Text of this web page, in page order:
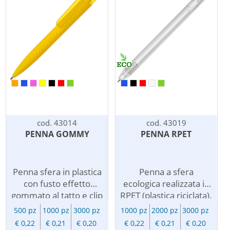
con il vostro logo o
scritta pubblicitaria,
diventera' la vostra
inconfondibile penna
personalizzata, per
farvi ricordare in modo
positivo con un
mai di moda.
a sfera e' un oggetto
utile, pratico, a volte
necessario da tenere a
portata di mano,
personalizzata con il
vostro logo diventa
ottimo veicolo per la
personalizzata e' un
mezzo di
potenziale di visibilita'
la rende un articolo
pubblicitario vincente.
cod. 43014
PENNA GOMMY
Penna sfera in plastica
con fusto effetto
gommato al tatto e clip
in colori traslucidi,
chiusura a scatto, refill
500 pz 1000 pz 3000 pz
€ 0,22
€ 0,21 € 0,20
cod. 43019
PENNA RPET
Penna a sfera
ecologica realizzata in
RPET (plastica riciclata).
In colore
completamente
1000 pz 2000 pz 3000 pz
€ 0,22
€ 0,21 € 0,20